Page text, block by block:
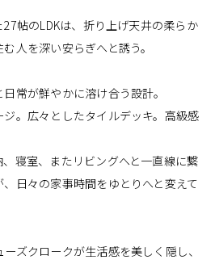
帖のLDKは、折り上げ天井の柔らか
人を深い安らぎへと誘う。
常が鮮やかに溶け合う設計。
。広々としたタイルデッキ。高級感
寝室、またリビングへと一直線に繋
日々の家事時間をゆとりへと変えて
ズクロークが生活感を美しく隠し、